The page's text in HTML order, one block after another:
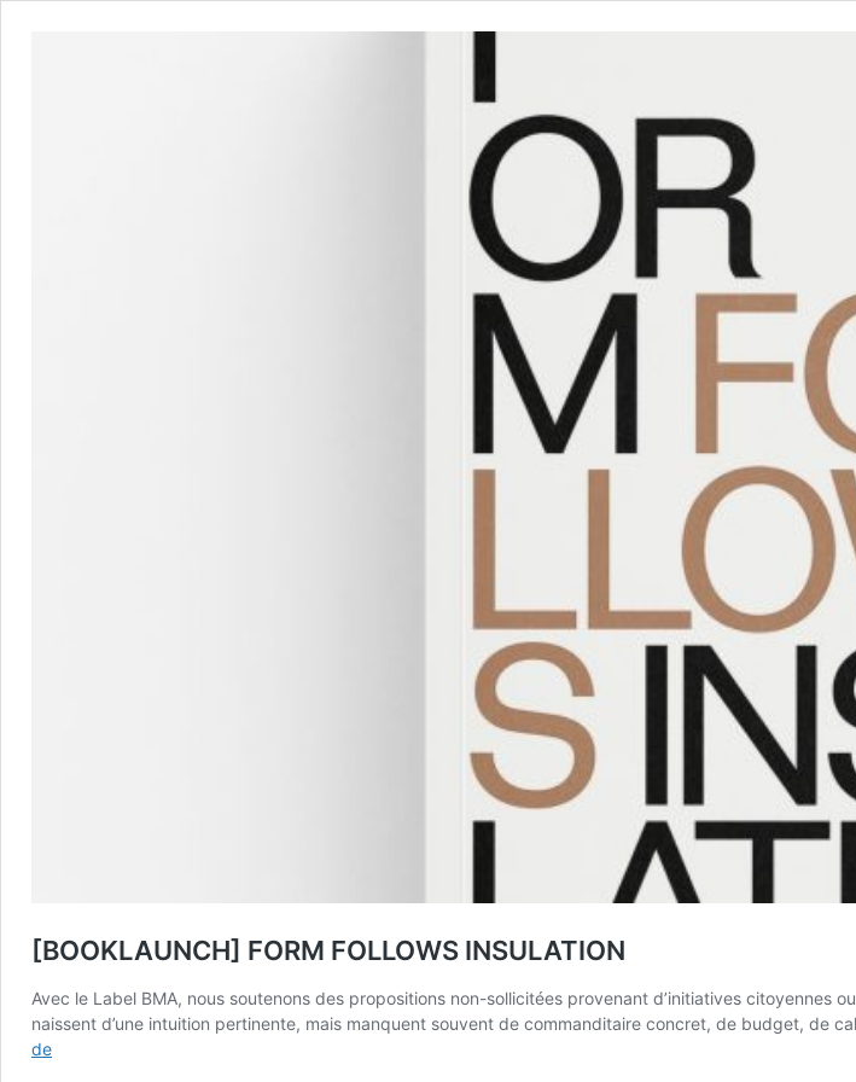
[BOOKLAUNCH] FORM FOLLOWS INSULATION
Avec le Label BMA, nous soutenons des propositions non-sollicitées provenant d’initiatives
naissent d’une intuition pertinente, mais manquent souvent de commanditaire concret, de budget, de
de[BOOKLAUNCH]